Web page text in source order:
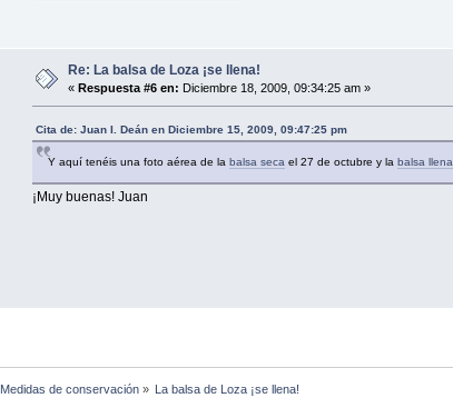
Re: La balsa de Loza ¡se llena!
«Respuesta #6 en: Diciembre 18, 2009, 09:34:25 am »
Cita de: Juan I. Deán en Diciembre 15, 2009, 09:47:25 pm
Y aquí tenéis una foto aérea de la balsa seca el 27 de octubre y la balsa llena
¡Muy buenas! Juan
Medidas de conservación » La balsa de Loza ¡se llena!